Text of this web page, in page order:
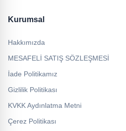
Kurumsal
Hakkımızda
MESAFELİ SATIŞ SÖZLEŞMESİ
İade Politikamız
Gizlilik Politikası
KVKK Aydınlatma Metni
Çerez Politikası